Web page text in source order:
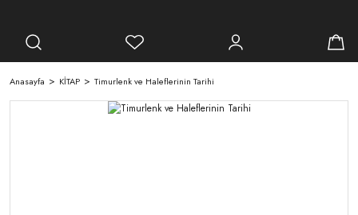
Anasayfa KİTAP Timurlenk ve Haleflerinin Tarihi